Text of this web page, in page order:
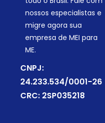
nossos especialistas e
migre agora sua
empresa de MEI para
ME.
CNPJ:
24.233.534/0001-26
CRC: 2SP035218